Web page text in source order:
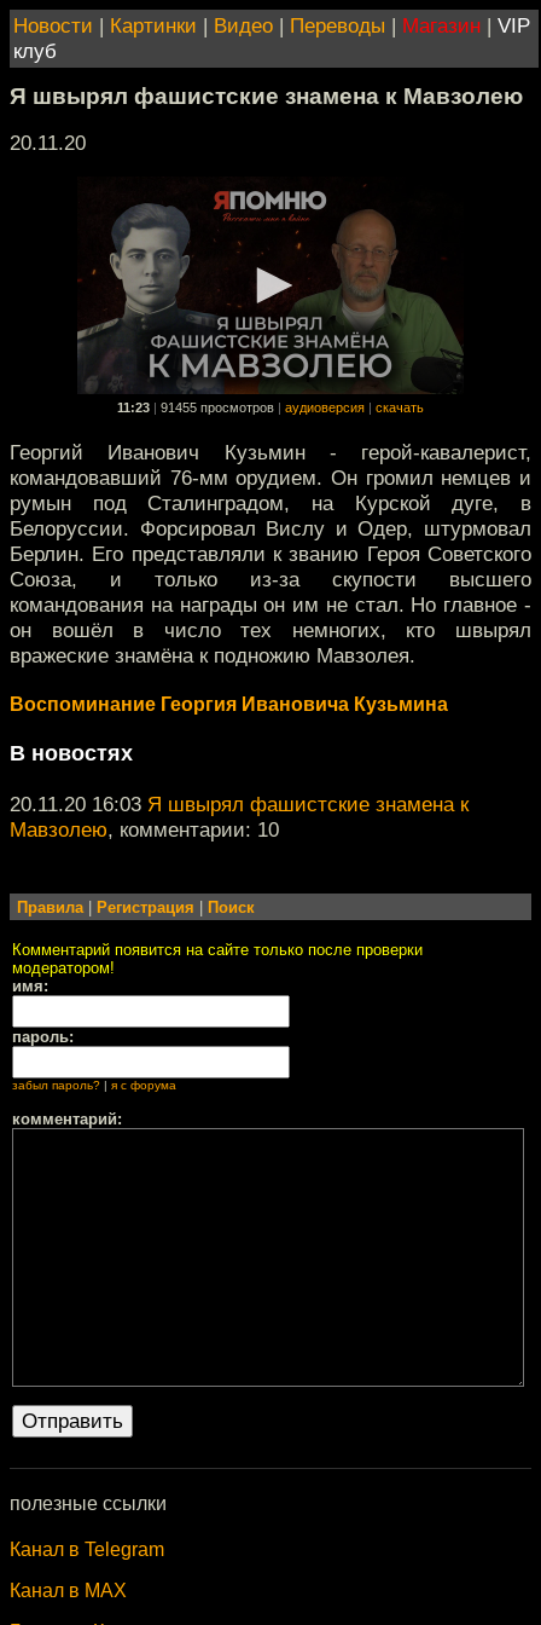
Новости | Картинки | Видео | Переводы | Магазин | VIP
клуб
Я швырял фашистские знамена к Мавзолею
20.11.20
11:23 91455 просмотров аудиоверсия скачать
Георгий Иванович Кузьмин - герой-кавалерист,
командовавший 76-мм орудием. Он громил немцев и
румын под Сталинградом, на Курской дуге, в
Белоруссии. Форсировал Вислу и Одер, штурмовал
Берлин. Его представляли к званию Героя Советского
Союза, и только из-за скупости высшего
командования на награды он им не стал. Но главное -
он вошёл в число тех немногих, кто швырял
вражеские знамёна к подножию Мавзолея.
Воспоминание Георгия Ивановича Кузьмина
В новостях
20.11.20 16:03 Я швырял фашистские знамена к
Мавзолею, комментарии: 10
Правила| Регистрация Поиск
Комментарий появится на сайте только после проверки
модератором!
имя:
пароль:
забыл пароль? я с форума
комментарий:
полезные ссылки
Канал в Telegram
Канал в MAX